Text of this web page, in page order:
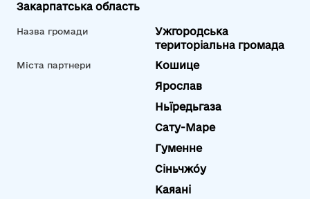
Закарпатська область
Назва громади
Ужгородська
територіальна громада
Міста партнери
Кошице
Ярослав
Ньїредьгаза
Сату-Маре
Гуменне
Сіньчжо́у
Каяані